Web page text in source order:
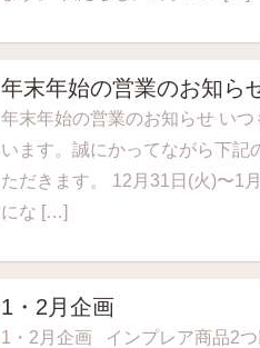
年末年始の営業のお知ら
年末年始の営業のお知らせ い
います。誠にかってながら下記
ただきます。 12月31日(火)〜1
にな […]
1・2月企画
1・2月企画 インプレア商品2